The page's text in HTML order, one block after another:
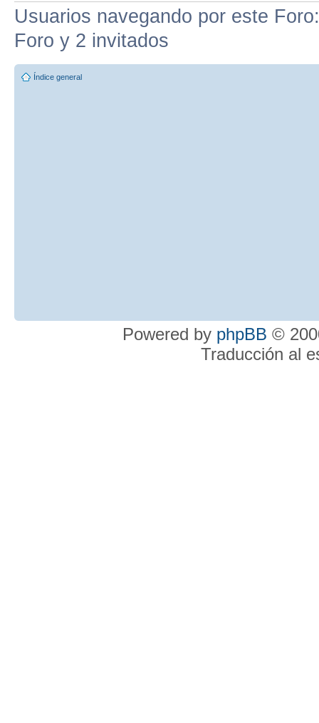
Usuarios navegando por este
Foro y 2 invitados
Índice general
Powered by phpBB ©
Traducción al